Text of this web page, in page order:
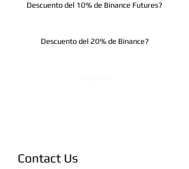
Descuento del 20% de Binance?
Descuento del 10% de Binance Futures?
Contact Us